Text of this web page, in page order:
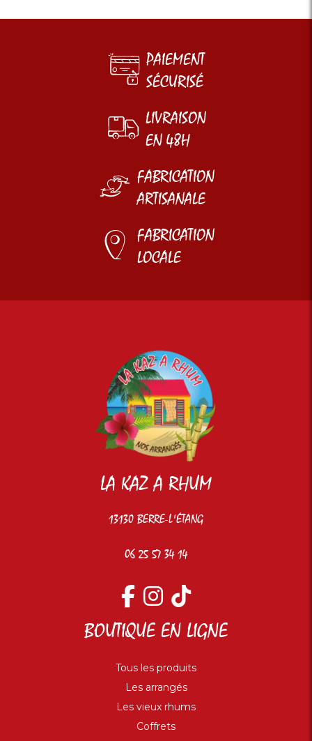
PAIEMENT
SÉCURISÉ
LIVRAISON
EN 48H
FABRICATION
ARTISANALE
FABRICATION
LOCALE
LA KAZ A RHUM
13130 BERRE-L'ÉTANG
06 25 57 34 14
BOUTIQUE EN LIGNE
Tous les produits
Les arrangés
Les vieux rhums
Coffrets